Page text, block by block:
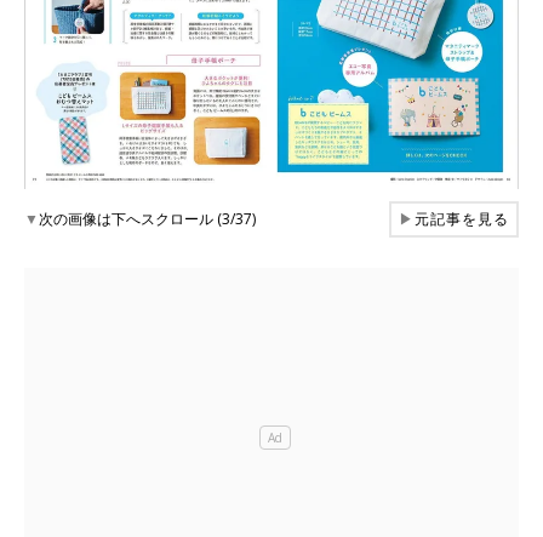
▼次の画像は下へスクロール (3/37) ▶元記事を見る